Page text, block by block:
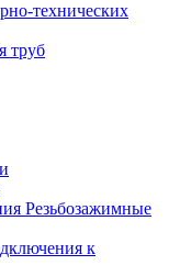
технических
труб
Резьбозажимные